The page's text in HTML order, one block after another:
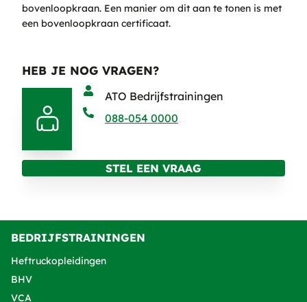
bovenloopkraan. Een manier om dit aan te tonen is met
een bovenloopkraan certificaat.
HEB JE NOG VRAGEN?
ATO Bedrijfstrainingen
088-054 0000
STEL EEN VRAAG
BEDRIJFSTRAININGEN
Heftruckopleidingen
BHV
VCA